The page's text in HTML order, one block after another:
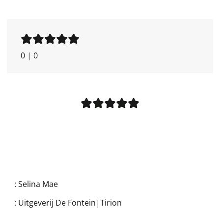
0 | 0
: Selina Mae
: Uitgeverij De Fontein|Tirion